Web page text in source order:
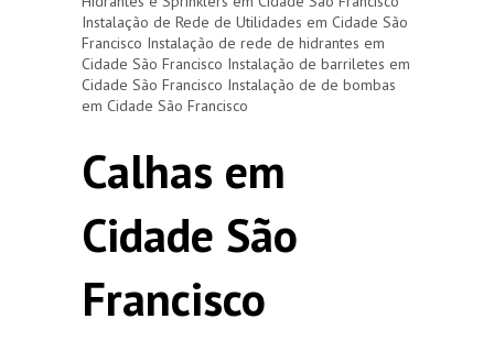
Instalação de Rede de Utilidades em Cidade São
Francisco Instalação de rede de hidrantes em
Cidade São Francisco Instalação de barriletes em
Cidade São Francisco Instalação de de bombas
em Cidade São Francisco
Calhas em
Cidade São
Francisco